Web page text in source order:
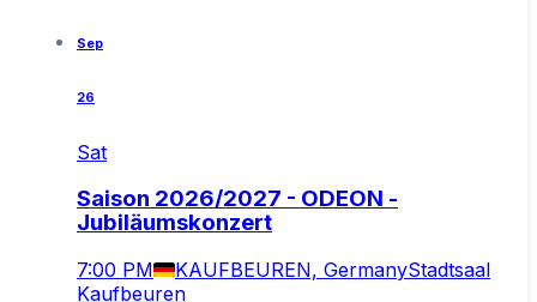
Sep
26
Sat
Saison 2026/2027 - ODEON -
Jubiläumskonzert
7:00 PM KAUFBEUREN, GermanyStadtsaal
Kaufbeuren